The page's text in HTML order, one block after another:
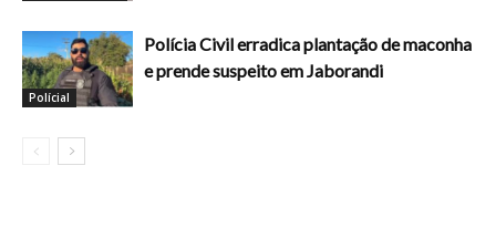
Polícial
Polícia Civil erradica plantação de maconha
e prende suspeito em Jaborandi